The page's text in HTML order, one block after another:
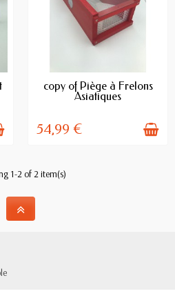
AVAILABLE
copy of Piège à Frelons
Asiatiques
54,99 €
1-2 of 2 item(s)